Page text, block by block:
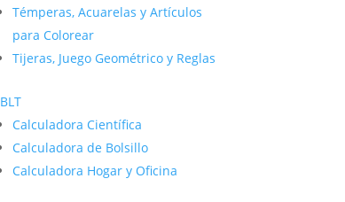
Témperas, Acuarelas y Artículos
para Colorear
Tijeras, Juego Geométrico y Reglas
BLT
Calculadora Científica
Calculadora de Bolsillo
Calculadora Hogar y Oficina